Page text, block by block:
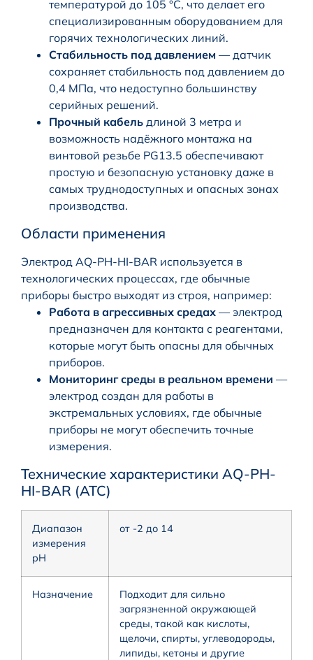
температурой до 105 °C, что делает его
специализированным оборудованием для
горячих технологических линий.
Стабильность под давлением — датчик
сохраняет стабильность под давлением до
0,4 МПа, что недоступно большинству
серийных решений.
Прочный кабель длиной 3 метра и
возможность надёжного монтажа на
винтовой резьбе PG13.5 обеспечивают
простую и безопасную установку даже в
самых труднодоступных и опасных зонах
производства.
Области применения
Электрод AQ-PH-HI-BAR используется в
технологических процессах, где обычные
приборы быстро выходят из строя, например:
Работа в агрессивных средах — электрод
предназначен для контакта с реагентами,
которые могут быть опасны для обычных
приборов.
Мониторинг среды в реальном времени —
электрод создан для работы в
экстремальных условиях, где обычные
приборы не могут обеспечить точные
измерения.
Технические характеристики AQ-PH-
HI-BAR (ATC)
Диапазон
измерения
рН
от -2 до 14
Назначение
Подходит для сильно
загрязненной окружающей
среды, такой как кислоты,
щелочи, спирты, углеводороды,
липиды, кетоны и другие